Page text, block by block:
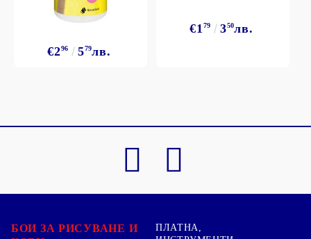
€296 579лв.
€1 79 350лв.
БОИ ЗА РИСУВАНЕ И
ПЛАТНА,